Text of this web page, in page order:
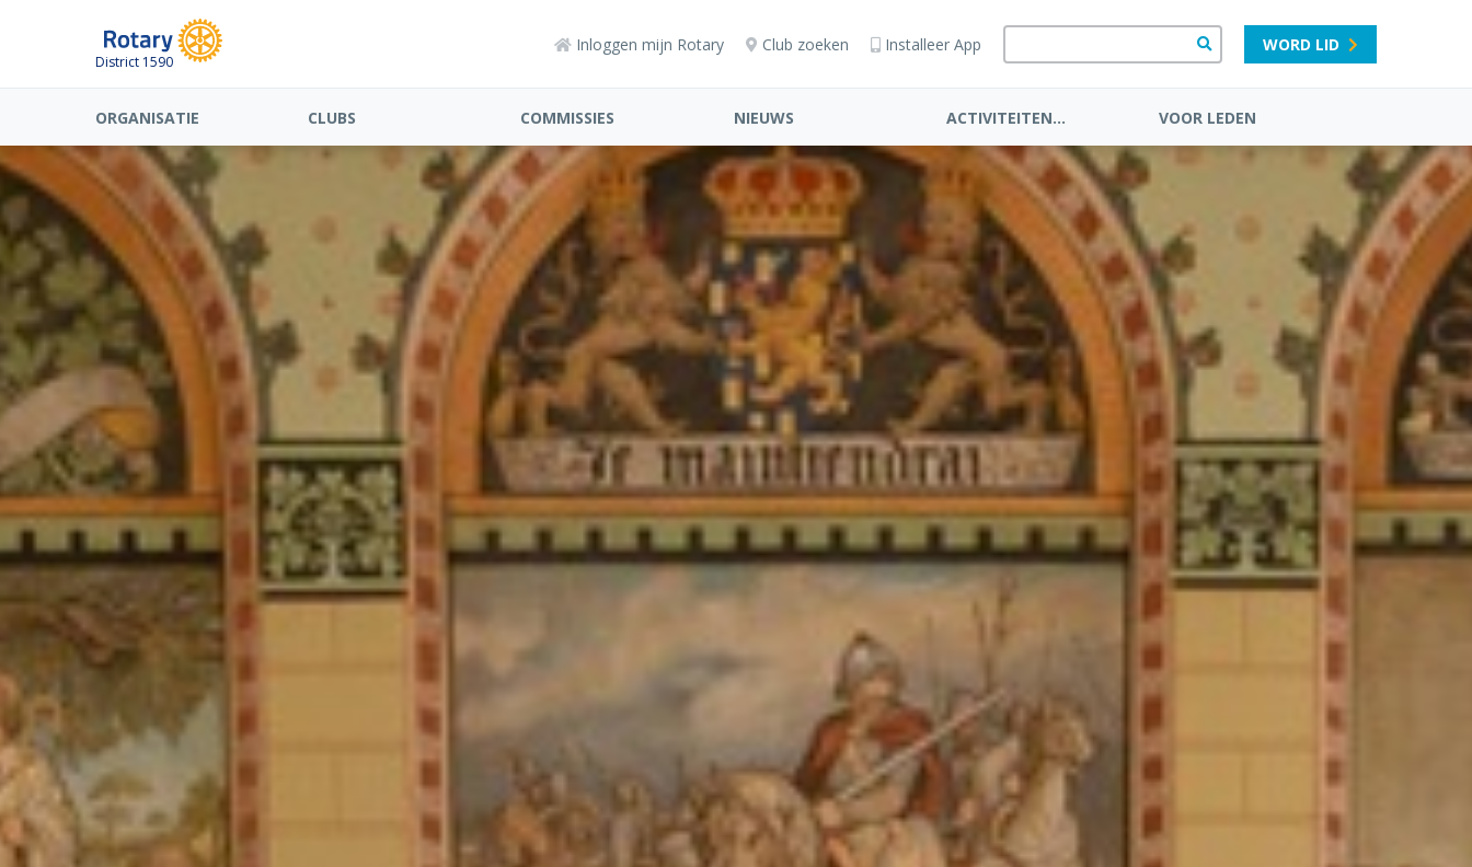
District 1590
Inloggen mijn Rotary Club zoeken Installeer App WORD LID
ORGANISATIE CLUBS COMMISSIES NIEUWS ACTIVITEITEN... VOOR LEDEN